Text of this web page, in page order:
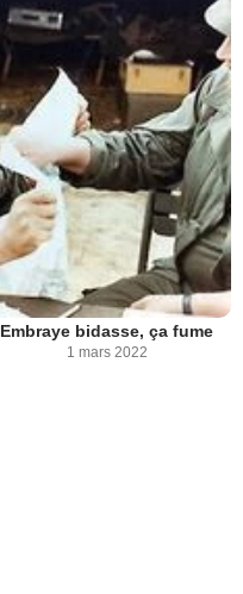
Embraye bidasse, ça fume
1 mars 2022